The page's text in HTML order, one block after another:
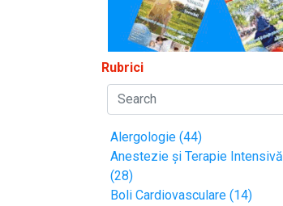
Rubrici
Alergologie (44)
Anestezie și Terapie Intensivă
(28)
Boli Cardiovasculare (14)